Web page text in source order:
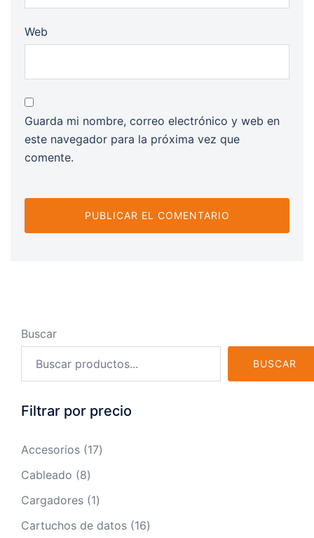
Web
Guarda mi nombre, correo electrónico y web en
este navegador para la próxima vez que
comente.
Buscar
BUSCAR
Filtrar por precio
Accesorios 1717
Cableado 88
productos
Cargadores 11
producto
Cartuchos de datos 1616